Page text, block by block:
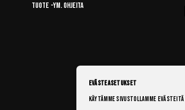
Tuote -ym. ohjeita
Evästeasetukset
Käytämme sivustollamme